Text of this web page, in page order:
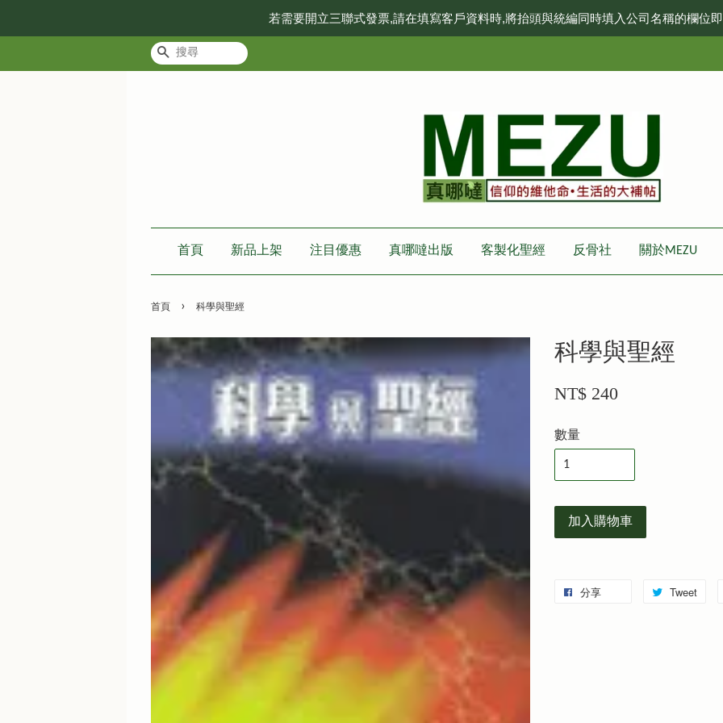
若需要開立三聯式發票,請在填寫客戶資料時,將抬頭與統編同時填入公司名稱的欄位
搜尋
首頁 新品上架 注目優惠 真哪噠出版 客製化聖經 反骨社 關於MEZU
首頁 › 科學與聖經
科學與聖經
NT$ 240
數量
加入購物車
分享 Tweet